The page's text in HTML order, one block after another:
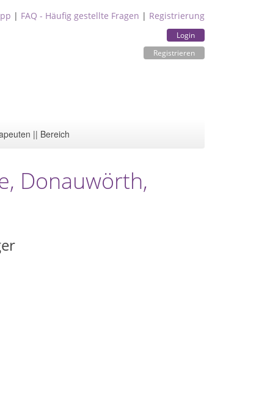
| FAQ - Häufig gestellte Fragen | Registrierung
Login
Registrieren
|| Bereich
Donauwörth,